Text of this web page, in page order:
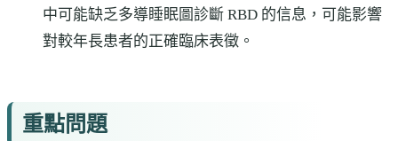
中可能缺乏多導睡眠圖診斷 RBD 的信息，可能影響
對較年長患者的正確臨床表徵。
重點問題